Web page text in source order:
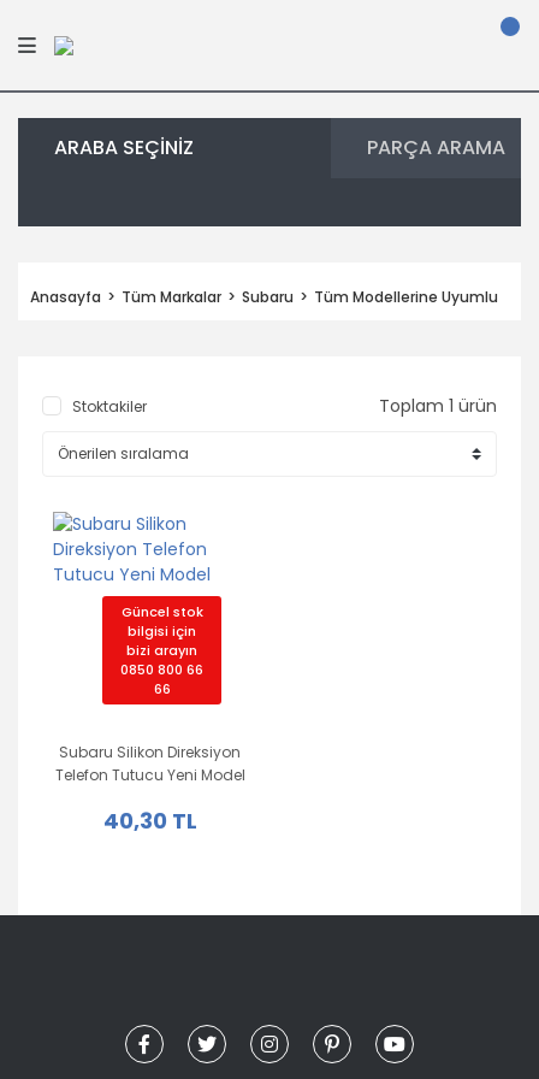
ARABA SEÇİNİZ PARÇA ARAMA
Anasayfa Tüm Markalar Subaru Tüm Modellerine Uyumlu
Stoktakiler Toplam 1 ürün
Güncel stok
bilgisi için
bizi arayın
0850 800 66
66
Subaru Silikon Direksiyon
Telefon Tutucu Yeni Model
40,30 TL